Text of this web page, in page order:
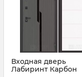
Входная дверь
Лабиринт Карбон